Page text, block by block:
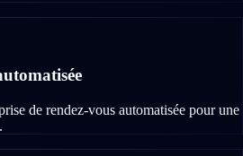
de rendez-vous automatisée pour une